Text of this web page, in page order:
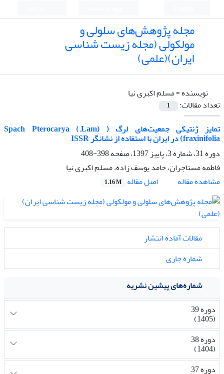
مجله پژوهش‌های سلولی و
مولکولی (مجله زیست شناسی
ایران)(علمی)
نویسنده =مسلم اکبری نیا
تعداد مقالات:
1
تمایز ژنتیکی جمعیت‌های لرگ ( (Lam.) Spach Pterocarya
fraxinifolia) در ایران با استفاده از نشانگر ISSR
دوره 31، شماره 3، پاییز 1397، صفحه
398-408
فاطمه مستاجران، حامد یوسف زاده، مسلم اکبری نیا
مشاهده مقاله
اصل مقاله 1.16 M
مقالات آماده انتشار
شماره جاری
شماره‌های پیشین نشریه
دوره 39
(1405)
دوره 38
(1404)
دوره 37